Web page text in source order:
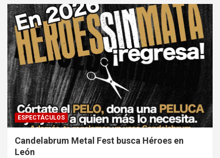
ESPECTÁCULOS
Candelabrum Metal Fest busca Héroes en
León